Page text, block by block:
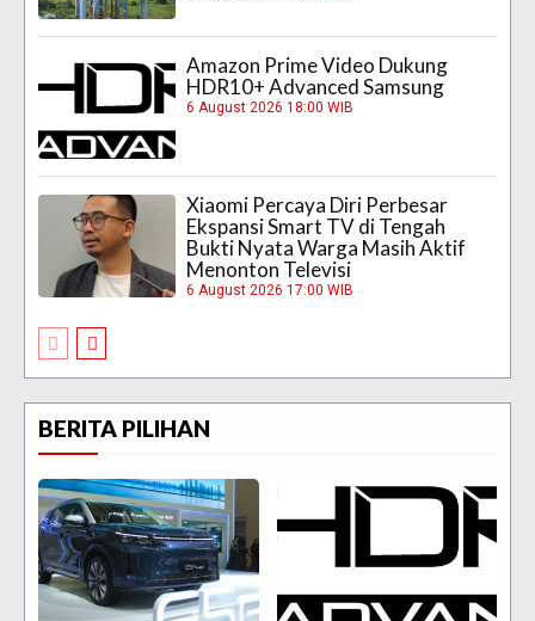
Amazon Prime Video Dukung
HDR10+ Advanced Samsung
6 August 2026 18:00 WIB
Xiaomi Percaya Diri Perbesar
Ekspansi Smart TV di Tengah
Bukti Nyata Warga Masih Aktif
Menonton Televisi
6 August 2026 17:00 WIB
BERITA PILIHAN